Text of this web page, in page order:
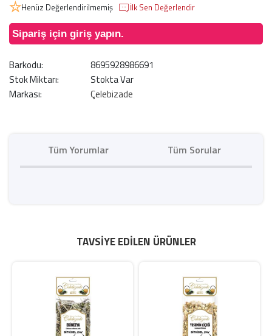
Henüz Değerlendirilmemiş İlk Sen Değerlendir
Sipariş için giriş yapın.
Barkodu:
8695928986691
Stok Miktarı:
Stokta Var
Markası:
Çelebizade
Tüm Yorumlar Tüm Sorular
TAVSIYE EDILEN ÜRÜNLER